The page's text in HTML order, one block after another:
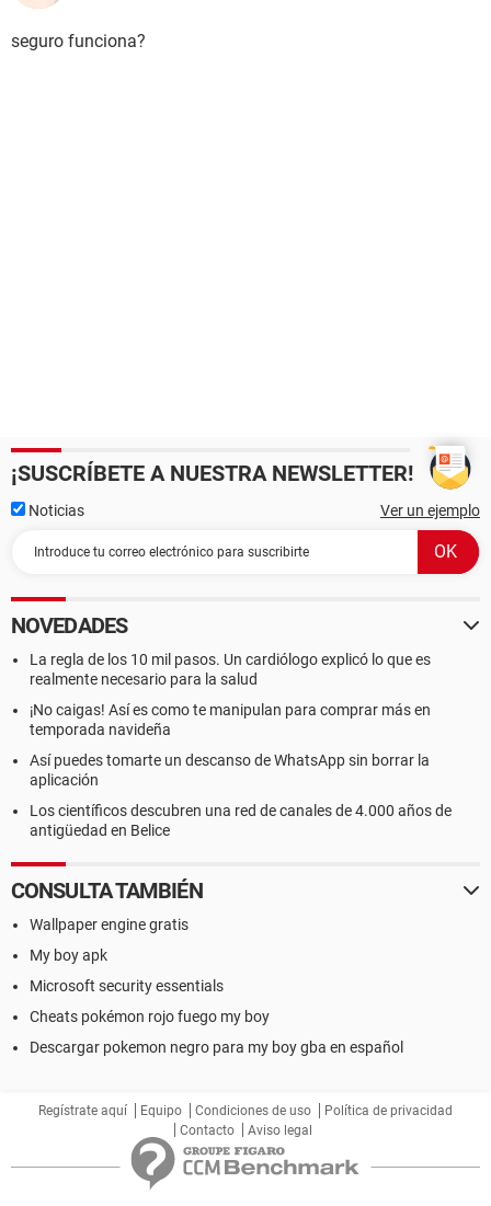
seguro funciona?
¡SUSCRÍBETE A NUESTRA NEWSLETTER!
Noticias Ver un ejemplo
NOVEDADES
La regla de los 10 mil pasos. Un cardiólogo explicó lo que es
realmente necesario para la salud
¡No caigas! Así es como te manipulan para comprar más en
temporada navideña
Así puedes tomarte un descanso de WhatsApp sin borrar la
aplicación
Los científicos descubren una red de canales de 4.000 años de
antigüedad en Belice
CONSULTA TAMBIÉN
Wallpaper engine gratis
My boy apk
Microsoft security essentials
Cheats pokémon rojo fuego my boy
Descargar pokemon negro para my boy gba en español
Regístrate aquí Equipo Condiciones de uso
Política de privacidad
Contacto
Aviso legal